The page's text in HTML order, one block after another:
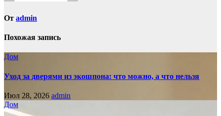
От admin
Похожая запись
Дом
Уход за дверями из экошпона: что можно, а что нельзя
Июл 28, 2026 admin
Дом